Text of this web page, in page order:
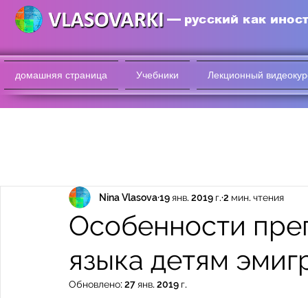
русский как
домашняя страница Учебники Лекционный
Особенности
языка детям
Nina Vlasova19 янв. 2019 г. 2 мин. чтения
Обновлено:27 янв. 2019 г.